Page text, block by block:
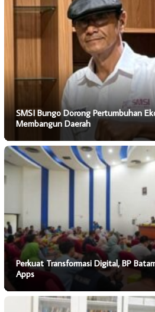
SMSI Bungo Dorong Pertumbuhan
Membangun Daerah
Perkuat Transformasi Digital, BP
Apps